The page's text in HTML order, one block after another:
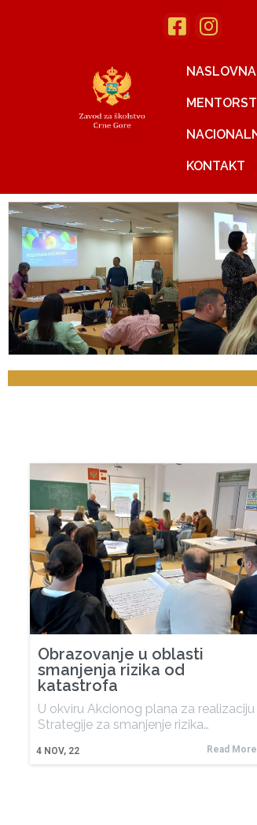
NASLOVNA
KONTAKT
Obrazovanje u oblasti
smanjenja rizika od
katastrofa
4 NOV, 22
U okviru Akcionog plana za realizaciju
Strategije za smanjenje rizika…
Read More